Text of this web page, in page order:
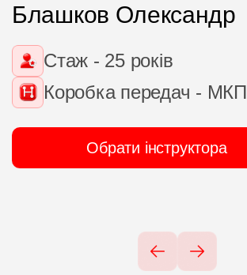
Блашков Олександр
Стаж - 25 років
Коробка передач - МКП
Обрати інструктора